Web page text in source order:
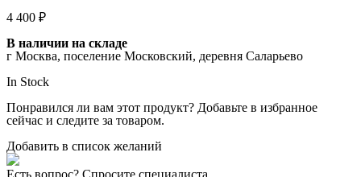
4 400 ₽
В наличии на складе
г Москва, поселение Московский, деревня Саларьево
In Stock
Понравился ли вам этот продукт? Добавьте в избранное
сейчас и следите за товаром.
Добавить в список желаний